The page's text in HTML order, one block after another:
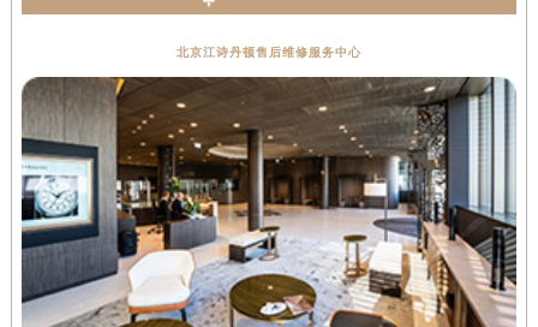
北京江诗丹顿售后维修服务中心